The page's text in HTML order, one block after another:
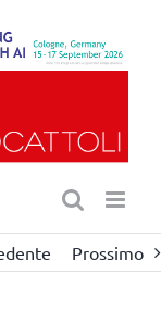
Prossimo